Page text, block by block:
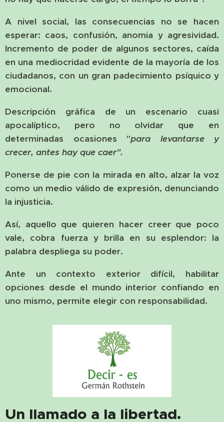
A nivel social, las consecuencias no se hacen
esperar: caos, confusión, anomia y agresividad.
Incremento de poder de algunos sectores, caída
en una mediocridad evidente de la mayoría de los
ciudadanos, con un gran padecimiento psíquico y
emocional.
Descripción gráfica de un escenario cuasi
apocalíptico, pero no olvidar que en
determinadas ocasiones "para levantarse y
crecer, antes hay que caer".
Ponerse de pie con la mirada en alto, alzar la voz
como un medio válido de expresión, denunciando
la injusticia.
Así, aquello que quieren hacer creer que poco
vale, cobra fuerza y brilla en su esplendor: la
palabra despliega su poder.
Ante un contexto exterior difícil, habilitar
opciones desde el mundo interior confiando en
uno mismo, permite elegir con responsabilidad.
Un llamado a la libertad.